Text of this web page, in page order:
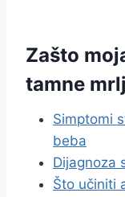
Zašto
tamne
Simptomi
beba
Dijagnoza
Što učiniti